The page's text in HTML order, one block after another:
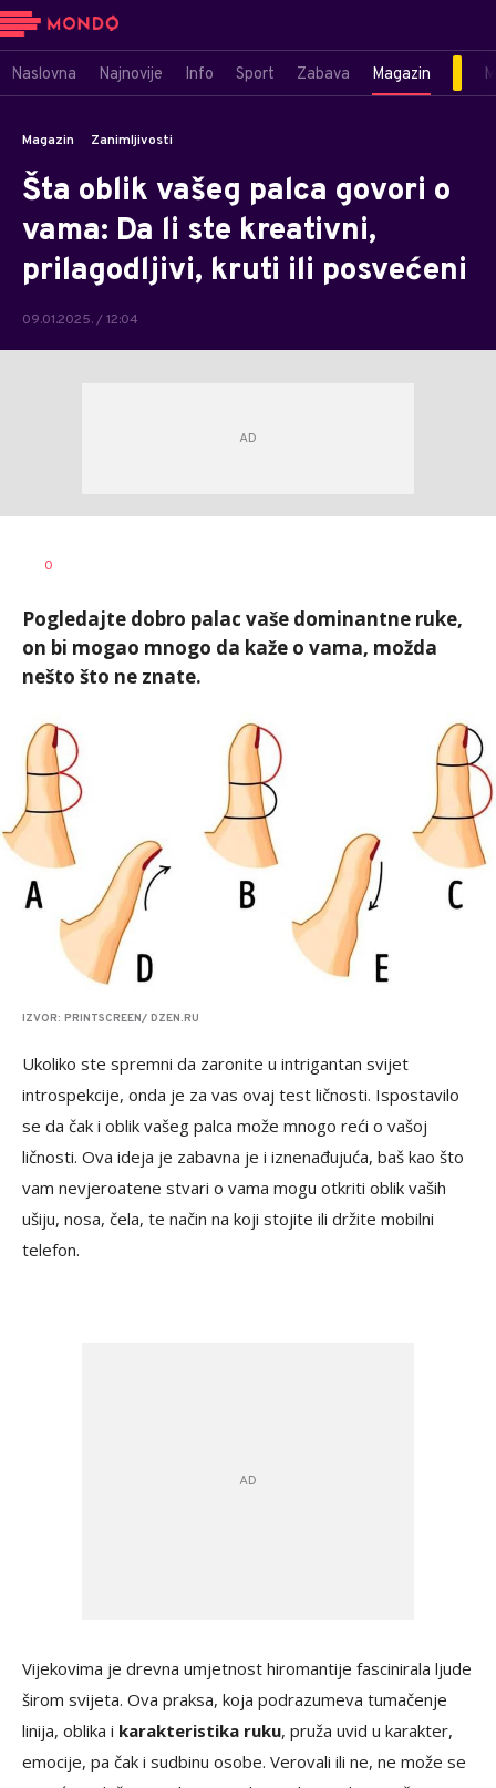
Naslovna Najnovije Info Sport Zabava Magazin
Magazin Zanimljivosti
Šta oblik vašeg palca govori o
vama: Da li ste kreativni,
prilagodljivi, kruti ili posvećeni
09.01.2025. / 12:04
AUTOR
0
Pogledajte dobro palac vaše dominantne ruke,
on bi mogao mnogo da kaže o vama, možda
nešto što ne znate.
IZVOR: PRINTSCREEN/ DZEN.RU
Ukoliko ste spremni da zaronite u intrigantan svijet
introspekcije, onda je za vas ovaj test ličnosti. Ispostavilo
se da čak i oblik vašeg palca može mnogo reći o vašoj
ličnosti. Ova ideja je zabavna je i iznenađujuća, baš kao što
vam nevjeroatene stvari o vama mogu otkriti oblik vaših
ušiju, nosa, čela, te način na koji stojite ili držite mobilni
telefon.
Vijekovima je drevna umjetnost hiromantije fascinirala ljude
širom svijeta. Ova praksa, koja podrazumeva tumačenje
linija, oblika i karakteristika ruku, pruža uvid u karakter,
emocije, pa čak i sudbinu osobe. Verovali ili ne, ne može se